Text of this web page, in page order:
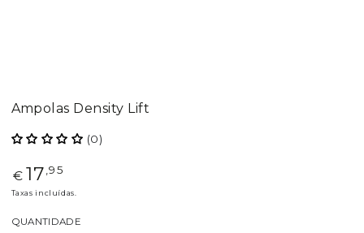
Ampolas Density Lift
(0)
Preço
regular
€ 17 ,95
Taxas incluídas.
QUANTIDADE